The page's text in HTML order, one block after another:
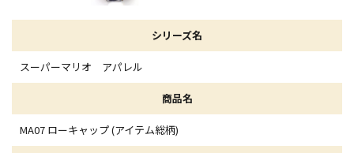
シリーズ名
スーパーマリオ アパレル
商品名
MA07 ローキャップ (アイテム総柄)